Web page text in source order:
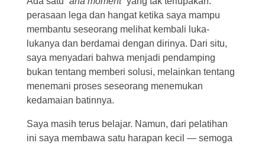
perasaan lega dan hangat ketika saya mampu
membantu seseorang melihat kembali luka-
lukanya dan berdamai dengan dirinya. Dari situ,
saya menyadari bahwa menjadi pendamping
bukan tentang memberi solusi, melainkan tentang
menemani proses seseorang menemukan
kedamaian batinnya.
Saya masih terus belajar. Namun, dari pelatihan
ini saya membawa satu harapan kecil — semoga